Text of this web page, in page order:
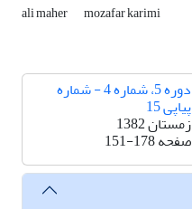
ali maher mozafar karimi
دوره 5، شماره 4 - شماره
پیاپی 15
زمستان 1382
صفحه151-178